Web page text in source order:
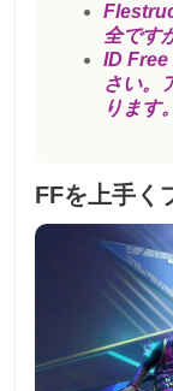
全です
ID Free
さい。
ります。
FFを上手く